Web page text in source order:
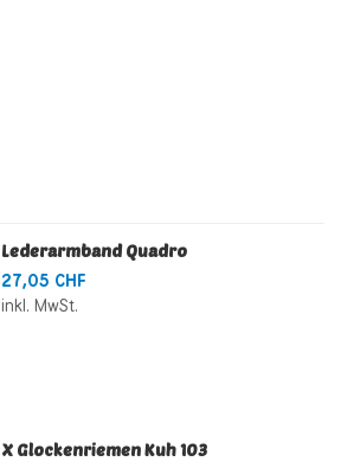
Lederarmband Quadro
27,05 CHF
inkl. MwSt.
X Glockenriemen Kuh 103